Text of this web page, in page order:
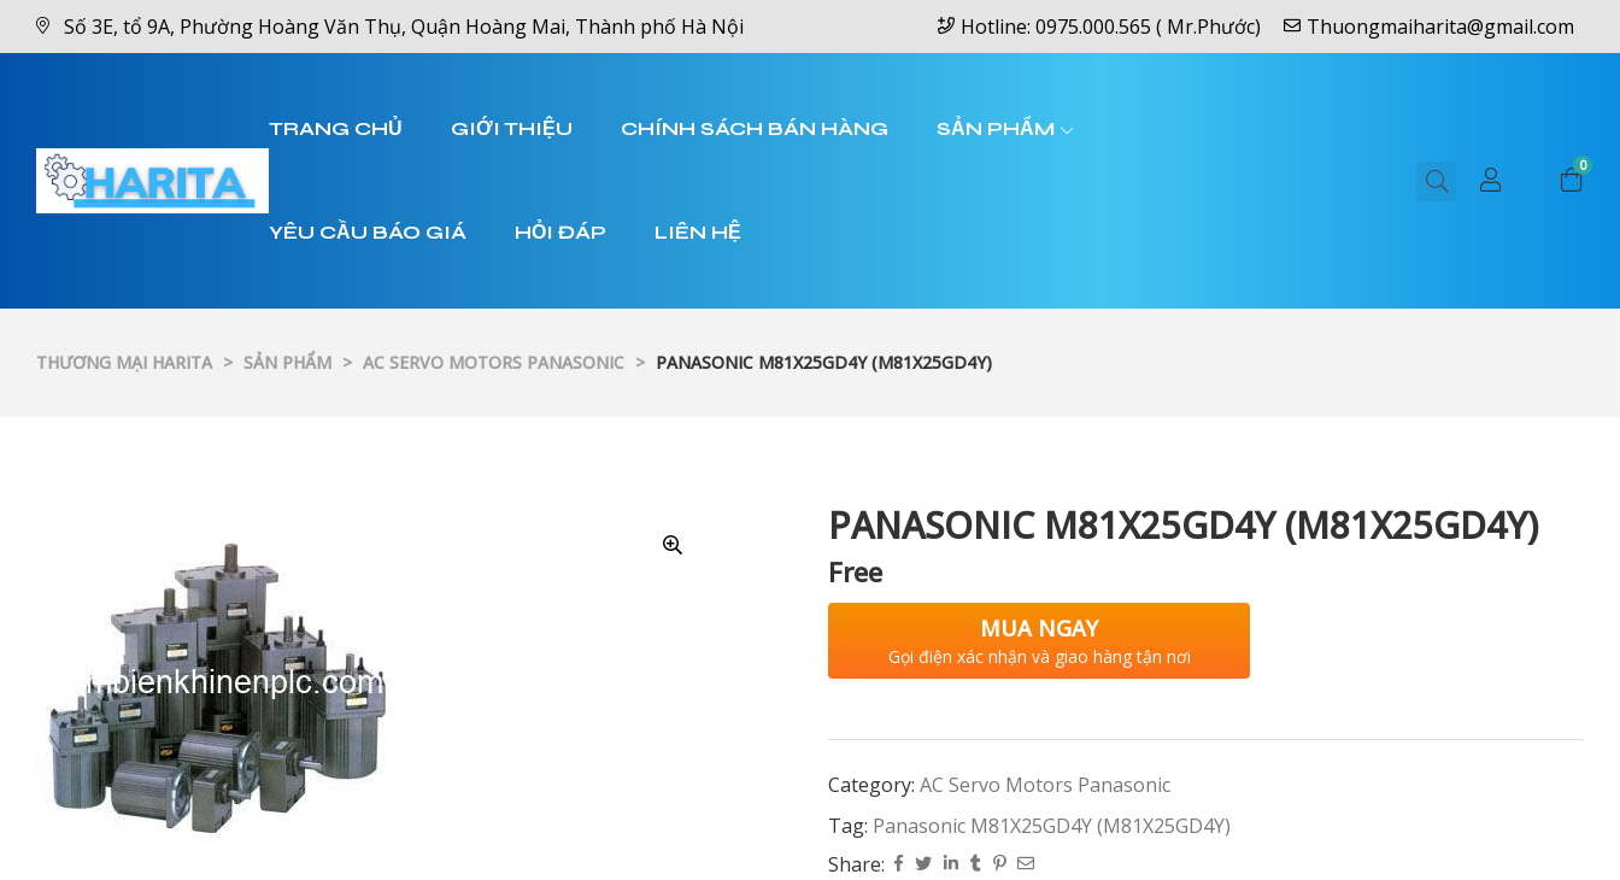
Số 3E, tổ 9A, Phường Hoàng Văn Thụ, Quận Hoàng Mai, Thành phố Hà Nội Hotline: 0975.000.565 ( Mr.Phước) Thuongmaiharita@gmail.com
TRANG CHỦ GIỚI THIỆU CHÍNH SÁCH BÁN HÀNG SẢN PHẨM
YÊU CẦU BÁO GIÁ HỎI ĐÁP LIÊN HỆ
0
THƯƠNG MẠI HARITA > SẢN PHẨM > AC SERVO MOTORS PANASONIC > PANASONIC M81X25GD4Y (M81X25GD4Y)
PANASONIC M81X25GD4Y (M81X25GD4Y)
Free
MUA NGAY
Gọi điện xác nhận và giao hàng tận nơi
Category: AC Servo Motors Panasonic
Tag: Panasonic M81X25GD4Y (M81X25GD4Y)
Share: